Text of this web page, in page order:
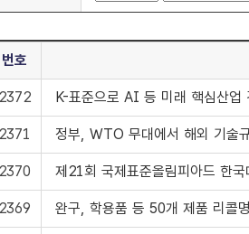
번호
2372 K-표준으로 AI 등 미래 핵심산업
2371 정부, WTO 무대에서 해외 기술
2370 제21회 국제표준올림피아드 한국
2369 완구, 학용품 등 50개 제품 리콜